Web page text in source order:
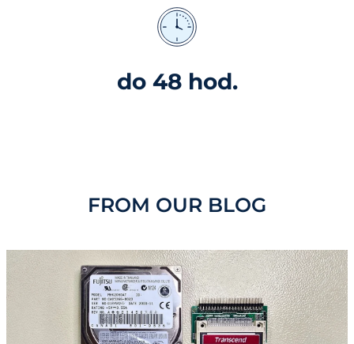
do 48 hod.
FROM OUR BLOG